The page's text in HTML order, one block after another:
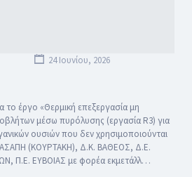
24 Ιουνίου, 2026
το έργο «Θερμική επεξεργασία μη
μέσω πυρόλυσης (εργασία R3) για
ουσιών που δεν χρησιμοποιούνται
(ΚΟΥΡΤΑΚΗ), Δ.Κ. ΒΑΘΕΟΣ, Δ.Ε.
Π.Ε. ΕΥΒΟΙΑΣ με φορέα εκμετάλλ…